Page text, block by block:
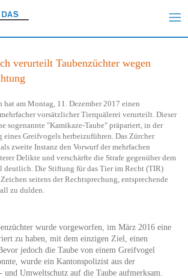
verurteilt Taubenzüchter wegen
hat am Montag, 11. Dezember 2017 einen
vorsätzlicher Tierquälerei verurteilt. Dieser
sogenannte "Kamikaze-Taube" präpariert, in der
Greifvogels herbeizuführen. Das Zürcher
zweite Instanz den Vorwurf der mehrfachen
Delikte und verschärfte die Strafe gegenüber dem
deutlich. Die Stiftung für das Tier im Recht (TIR)
seitens der Rechtsprechung, entsprechende
zu dulden.
wurde vorgeworfen, im März 2016 eine
zu haben, mit dem einzigen Ziel, einen
jedoch die Taube von einem Greifvogel
wurde ein Kantonspolizist aus der
Umweltschutz auf die Taube aufmerksam.